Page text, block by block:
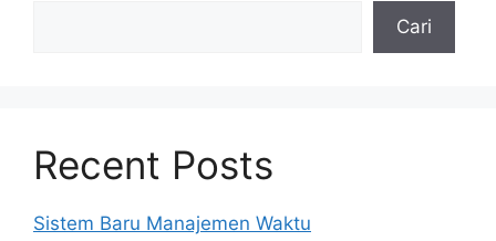
Cari
Recent Posts
Sistem Baru Manajemen Waktu